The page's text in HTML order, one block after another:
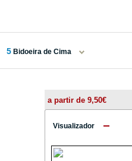
5 Bidoeira de Cima
a partir de 9,50€
Visualizador